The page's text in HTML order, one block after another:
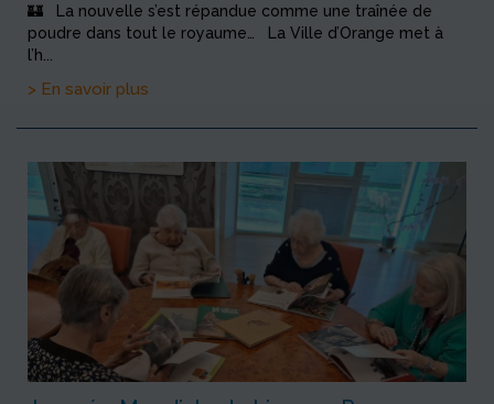
🏰 La nouvelle s’est répandue comme une traînée de
poudre dans tout le royaume… La Ville d’Orange met à
l’h...
> En savoir plus